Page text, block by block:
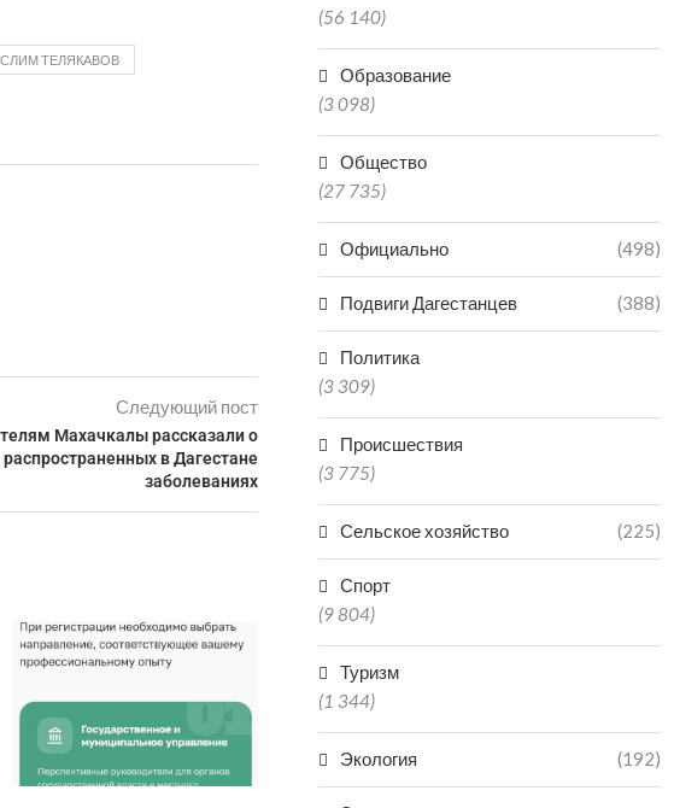
ТЕЛЯКАВОВ
Следующий пост
Махачкалы рассказали о
в Дагестане
заболеваниях
(56 140)
Образование
(3 098)
Общество
(27 735)
Официально (498)
Подвиги Дагестанцев (388)
Политика
(3 309)
Происшествия
(3 775)
Сельское хозяйство (225)
Спорт
(9 804)
Туризм
(1 344)
Экология (192)